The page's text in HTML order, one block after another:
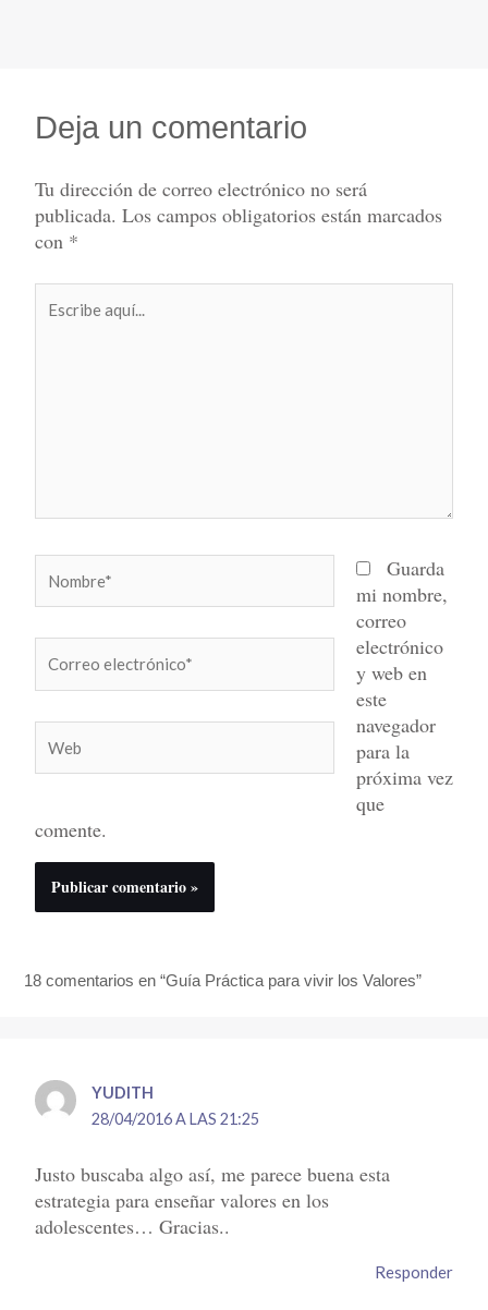
Deja un comentario
Tu dirección de correo electrónico no será
publicada. Los campos obligatorios están marcados
con *
aquí...
electrónico*
Guarda
mi nombre,
correo
electrónico
y web en
este
navegador
para la
próxima vez
que
comente.
18 comentarios en “Guía Práctica para vivir los Valores”
YUDITH
28/04/2016 A LAS 21:25
Justo buscaba algo así, me parece buena esta
estrategia para enseñar valores en los
adolescentes… Gracias..
Responder